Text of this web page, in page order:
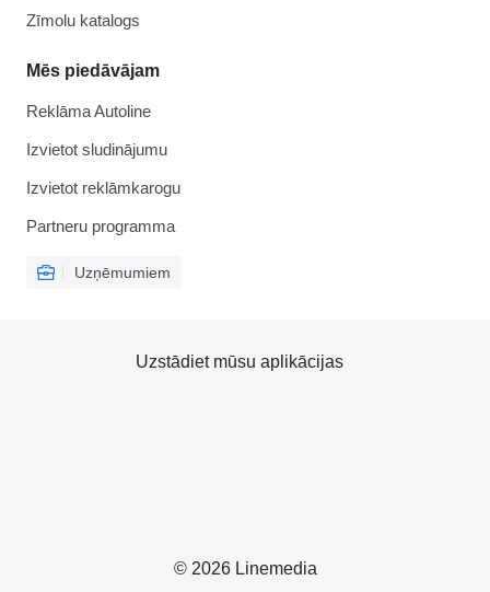
Zīmolu katalogs
Mēs piedāvājam
Reklāma Autoline
Izvietot sludinājumu
Izvietot reklāmkarogu
Partneru programma
Uzņēmumiem
© 2026 Linemedia
Uzstādiet mūsu aplikācijas